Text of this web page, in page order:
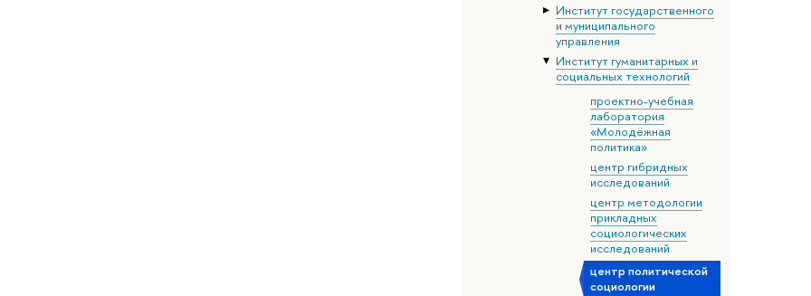
Институт государственного
и муниципального
управления
Институт гуманитарных и
социальных технологий
проектно-учебная
лаборатория
«Молодёжная
политика»
центр гибридных
исследований
центр методологии
прикладных
социологических
исследований
центр политической
социологии